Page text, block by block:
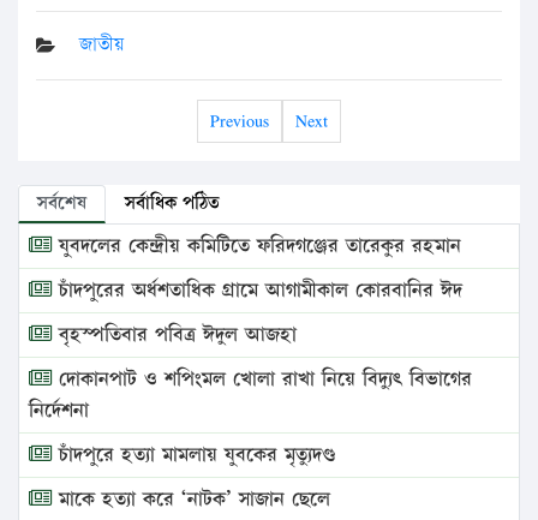
জাতীয়
Previous Next
সর্বশেষ সর্বাধিক পঠিত
যুবদলের কেন্দ্রীয় কমিটিতে ফরিদগঞ্জের তারেকুর রহমান
চাঁদপুরের অর্ধশতাধিক গ্রামে আগামীকাল কোরবানির ঈদ
বৃহস্পতিবার পবিত্র ঈদুল আজহা
দোকানপাট ও শপিংমল খোলা রাখা নিয়ে বিদ্যুৎ বিভাগের
নির্দেশনা
চাঁদপুরে হত্যা মামলায় যুবকের মৃত্যুদণ্ড
মাকে হত্যা করে ‘নাটক’ সাজান ছেলে